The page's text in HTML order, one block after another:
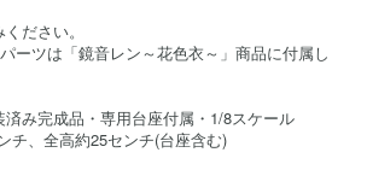
ださい。
ーツは「鏡音レン～花色衣～」商品に付属し
み完成品・専用台座付属・1/8スケール
チ、全高約25センチ(台座含む)